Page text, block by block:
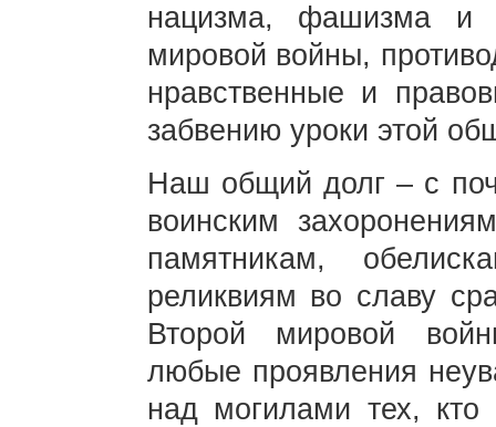
нацизма, фашизма и
мировой войны,
нравственные и
забвению уроки этой
Наш общий долг – с
воинским
памятникам,
реликвиям во славу
Второй мировой
любые проявления
над могилами тех, кто